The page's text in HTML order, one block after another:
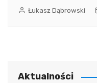
Łukasz Dąbrowski
Aktualności